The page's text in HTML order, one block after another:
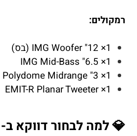
רמקולים:
1× 12" IMG Woofer (בס)
1× 6.5" IMG Mid-Bass
1× 3" Polydome Midrange
1× EMIT-R Planar Tweeter
💎 למה לבחור דווקא ב-Kappa 8.1?